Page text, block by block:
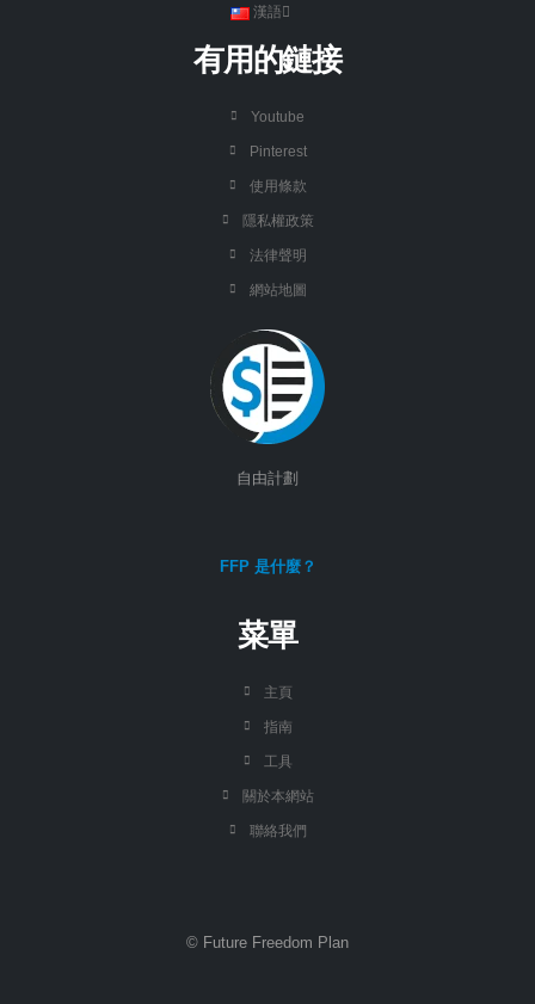
漢語
有用的鏈接
Youtube
Pinterest
使用條款
隱私權政策
法律聲明
網站地圖
自由計劃
FFP 是什麼？
菜單
主頁
指南
工具
關於本網站
聯絡我們
© Future Freedom Plan